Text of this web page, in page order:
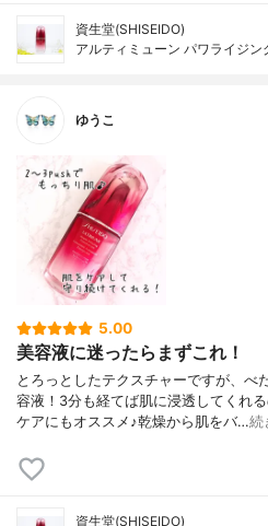
資生堂(SHISEIDO)
アルティミューン パワライジン
ゆうこ
5.00
美容液に迷ったらまずこれ！
とろっとしたテクスチャーですが、べ
容液！3分も経てば肌に浸透してくれ
ケアにもオススメ♪乾燥から肌をバ…続
資生堂(SHISEIDO)